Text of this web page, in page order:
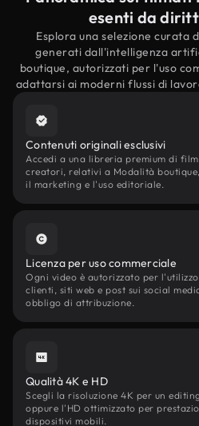
esenti da
Esplora una selezione curata
generati dall'intelligenza
boutique, autorizzati per l'uso
adattarsi ai moderni flussi di
Contenuti originali esclusivi
Accedi a una libreria premium di
creatori, relativi a Modalità
il marketing e l'uso editoriale.
Licenza per uso commerciale
Ogni video è autorizzato per
clienti, siti web e post sui social
obbligo di attribuzione.
Qualità 4K e HD
Scegli la risoluzione 4K per un
oppure l'HD ottimizzato per
dispositivi mobili.